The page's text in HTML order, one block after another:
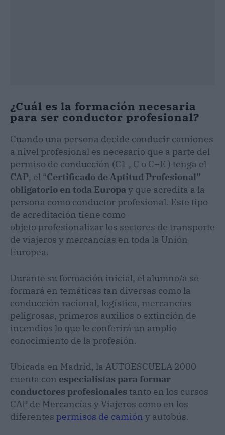
¿Cuál es la formación necesaria
para ser conductor profesional?
Cuando una persona decide conducir camiones
a nivel profesional es necesario que a parte del
permiso de conducción (C1 , C o C+E ) tenga el
CAP, el “Certificado de Aptitud Profesional”
obligatorio en toda Europa y que acredita a la
persona como conductor profesional. Este tipo
de acreditación tiene como
objeto profesionalizar los sectores de transporte
de viajeros y mercancías en toda la Unión
Europea.
Durante su formación inicial, el alumno/a se
formará en temáticas tan diversas como la
conducción racional, logística, mercancías
peligrosas, primeros auxilios o extinción de
incendios lo que le conferirá un amplio
conocimiento de la profesión.
Ubicada en Madrid, la AUTOESCUELA 2000
cuenta con especialistas para formar
conductores profesionales tanto en los cursos
CAP de Mercancías y Viajeros como en los
diferentes permisos de camión y autobús.